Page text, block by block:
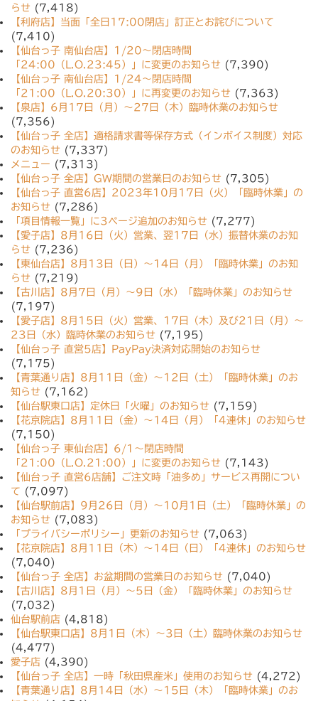
らせ (7,418)
【利府店】当面「全日17:00閉店」訂正とお詫びについて
(7,410)
【仙台っ子 南仙台店】1/20〜閉店時間
「24:00（L.O.23:45）」に変更のお知らせ (7,390)
【仙台っ子 南仙台店】1/24〜閉店時間
「21:00（L.O.20:30）」に再変更のお知らせ (7,363)
【泉店】6月17日（月）〜27日（木）臨時休業のお知らせ
(7,356)
【仙台っ子 全店】適格請求書等保存方式（インボイス制度）対応
のお知らせ (7,337)
メニュー (7,313)
【仙台っ子 全店】GW期間の営業日のお知らせ (7,305)
【仙台っ子 直営6店】2023年10月17日（火）「臨時休業」の
お知らせ (7,286)
「項目情報一覧」に3ページ追加のお知らせ (7,277)
【愛子店】8月16日（火）営業、翌17日（水）振替休業のお知
らせ (7,236)
【東仙台店】8月13日（日）〜14日（月）「臨時休業」のお知
らせ (7,219)
【古川店】8月7日（月）〜9日（水）「臨時休業」のお知らせ
(7,197)
【愛子店】8月15日（火）営業、17日（木）及び21日（月）〜
23日（水）臨時休業のお知らせ (7,195)
【仙台っ子 直営5店】PayPay決済対応開始のお知らせ
(7,175)
【青葉通り店】8月11日（金）〜12日（土）「臨時休業」のお
知らせ (7,162)
【仙台駅東口店】定休日「火曜」のお知らせ (7,159)
【花京院店】8月11日（金）〜14日（月）「4連休」のお知らせ
(7,150)
【仙台っ子 東仙台店】6/1〜閉店時間
「21:00（L.O.21:00）」に変更のお知らせ (7,143)
【仙台っ子 直営6店舗】ご注文時「油多め」サービス再開につい
て (7,097)
【仙台駅前店】9月26日（月）〜10月1日（土）「臨時休業」の
お知らせ (7,083)
「プライバシーポリシー」更新のお知らせ (7,063)
【花京院店】8月11日（木）〜14日（日）「4連休」のお知らせ
(7,040)
【仙台っ子 全店】お盆期間の営業日のお知らせ (7,040)
【古川店】8月1日（月）〜5日（金）「臨時休業」のお知らせ
(7,032)
仙台駅前店 (4,818)
【仙台駅東口店】8月1日（木）〜3日（土）臨時休業のお知らせ
(4,477)
愛子店 (4,390)
【仙台っ子 全店】一時「秋田県産米」使用のお知らせ (4,272)
【青葉通り店】8月14日（水）〜15日（木）「臨時休業」のお